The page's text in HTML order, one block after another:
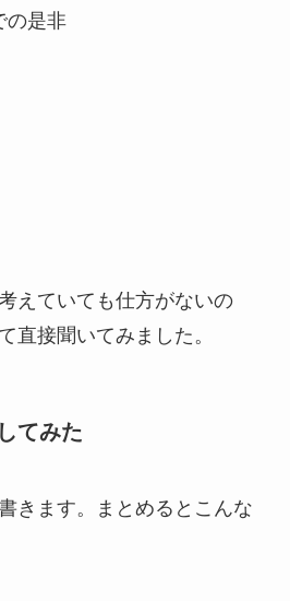
の是非
えていても仕方がないの
直接聞いてみました。
てみた
きます。まとめるとこんな